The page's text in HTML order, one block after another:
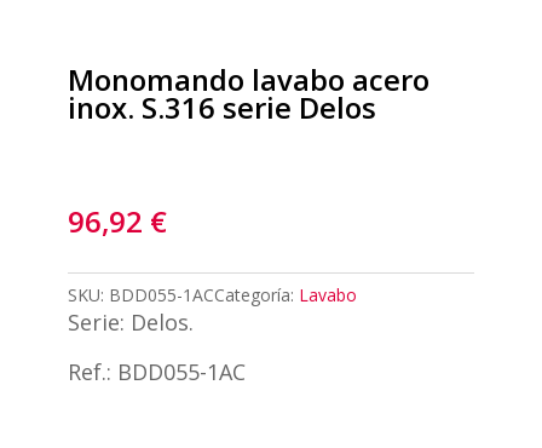
Monomando lavabo acero
inox. S.316 serie Delos
96,92 €
SKU: BDD055-1ACCategoría: Lavabo
Serie: Delos.
Ref.: BDD055-1AC